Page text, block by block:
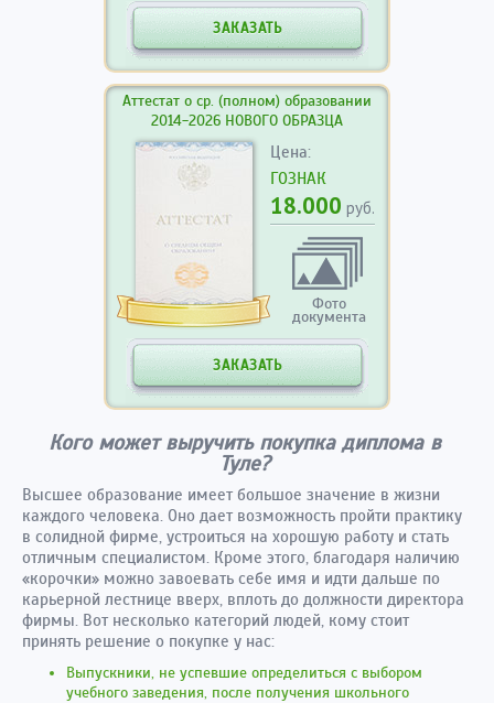
ЗАКАЗАТЬ
Аттестат о ср. (полном) образовании
2014-2026 НОВОГО ОБРАЗЦА
Цена:
ГОЗНАК
18.000 руб.
Фото
документа
ЗАКАЗАТЬ
Кого может выручить покупка диплома в
Туле?
Высшее образование имеет большое значение в жизни
каждого человека. Оно дает возможность пройти практику
в солидной фирме, устроиться на хорошую работу и стать
отличным специалистом. Кроме этого, благодаря наличию
«корочки» можно завоевать себе имя и идти дальше по
карьерной лестнице вверх, вплоть до должности директора
фирмы. Вот несколько категорий людей, кому стоит
принять решение о покупке у нас:
Выпускники, не успевшие определиться с выбором
учебного заведения, после получения школьного